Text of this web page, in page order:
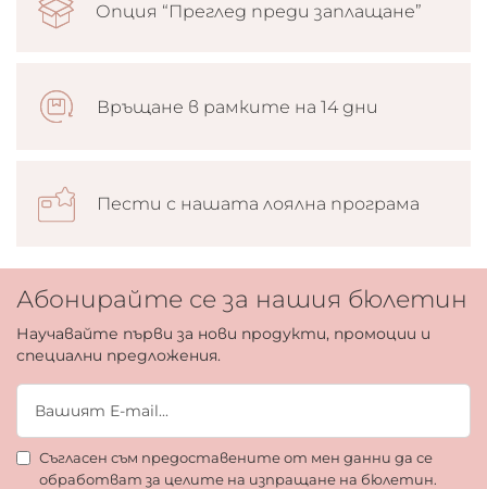
Опция “Преглед преди заплащане”
Връщане в рамките на 14 дни
Пести с нашата лоялна програма
Абонирайте се за нашия бюлетин
Научавайте първи за нови продукти, промоции и
специални предложения.
Съгласен съм предоставените от мен данни да се
обработват за целите на изпращане на бюлетин.